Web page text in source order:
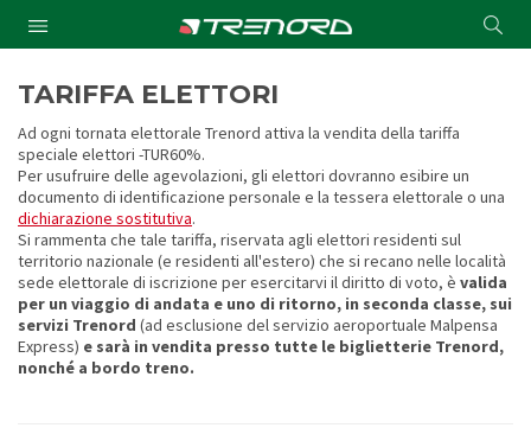
Submit
TARIFFA ELETTORI
Ad ogni tornata elettorale Trenord attiva la vendita della tariffa
speciale elettori -TUR60%.
Per usufruire delle agevolazioni, gli elettori dovranno esibire un
documento di identificazione personale e la tessera elettorale o una
dichiarazione sostitutiva.
Si rammenta che tale tariffa, riservata agli elettori residenti sul
territorio nazionale (e residenti all'estero) che si recano nelle località
sede elettorale di iscrizione per esercitarvi il diritto di voto, è valida
per un viaggio di andata e uno di ritorno, in seconda classe, sui
servizi Trenord (ad esclusione del servizio aeroportuale Malpensa
Express) e sarà in vendita presso tutte le biglietterie Trenord,
nonché a bordo treno.